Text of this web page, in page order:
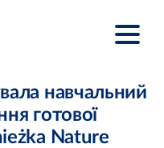
навчальний
готової
Nature